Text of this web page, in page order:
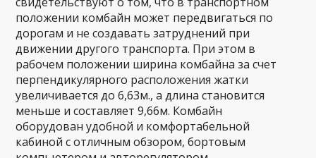
положении комбайн может передвигаться по
дорогам и не создавать затруднений при
движении другого транспорта. При этом в
рабочем положении ширина комбайна за счет
перпендикулярного расположения жатки
увеличивается до 6,63м., а длина становится
меньше и составляет 9,66м. Комбайн
оборудован удобной и комфортабельной
кабиной с отличным обзором, бортовым